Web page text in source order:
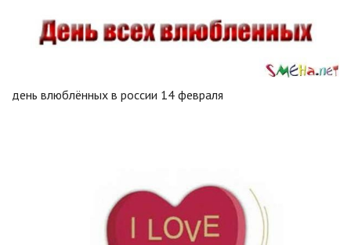
день влюблённых в россии 14 февраля